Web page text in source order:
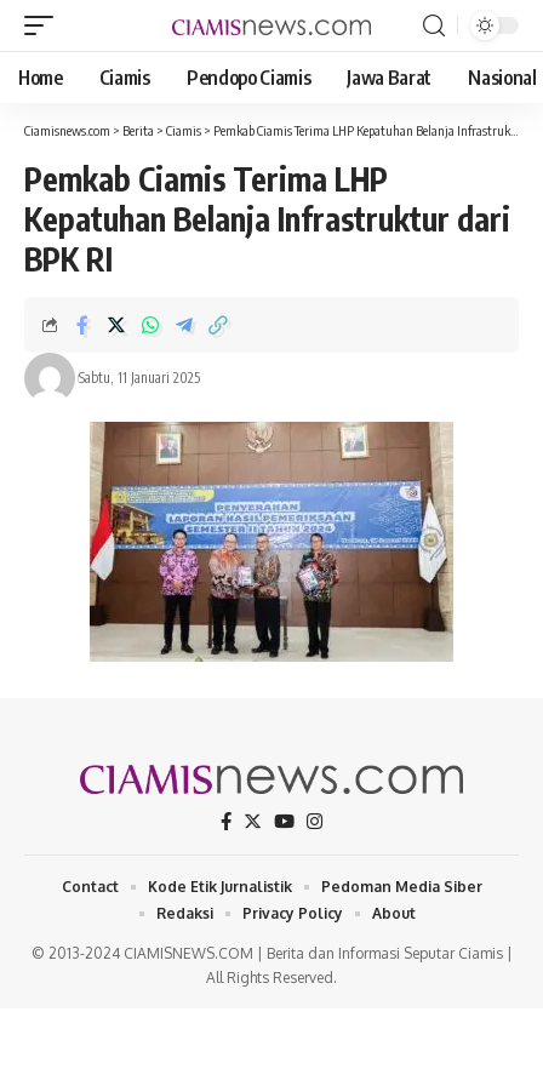
Home Ciamis Pendopo Ciamis Jawa Barat Nasional
Ciamisnews.com > Berita > Ciamis > Pemkab Ciamis Terima LHP Kepatuhan Belanja Infrastruktur dari BPK RI
Pemkab Ciamis Terima LHP
Kepatuhan Belanja Infrastruktur dari
BPK RI
Sabtu, 11 Januari 2025
© 2013-2024 CIAMISNEWS.COM | Berita dan Informasi Seputar Ciamis |
All Rights Reserved.
Contact Kode Etik Jurnalistik
Pedoman Media Siber
Redaksi
Privacy Policy About